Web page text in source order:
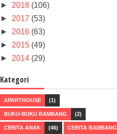
► 2018 (106)
► 2017 (53)
► 2016 (63)
► 2015 (49)
► 2014 (29)
Kategori
APARTHOUSE (1)
BUKU-BUKU BAMBANG (2)
CERITA ANAK (46) CERITA BAMBANG